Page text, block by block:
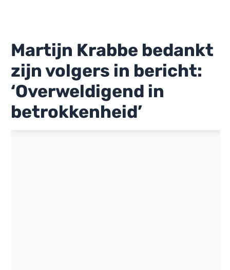
Martijn Krabbe bedankt
zijn volgers in bericht:
‘Overweldigend in
betrokkenheid’